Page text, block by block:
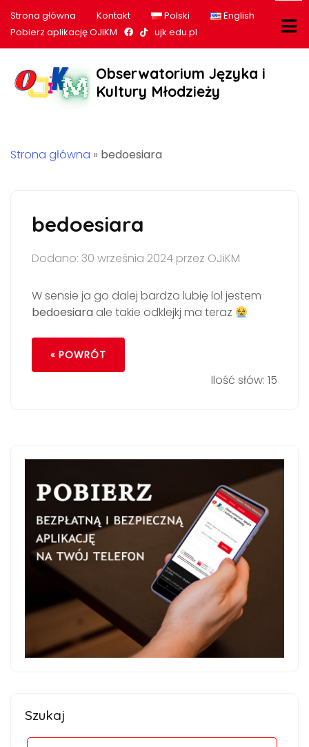
Strona główna Kontakt Polski
English
Pobierz aplikację OJiKM
Nasz profil na Facebook
Nasz profil na tiktok
ujk.edu.pl
Obserwatorium Języka i
Kultury Młodzieży
Strona główna » bedoesiara
bedoesiara
Dodano: 30 września 2024 przez OJiKM
W sensie ja go dalej bardzo lubię lol jestem
bedoesiara ale takie odklejkj ma teraz
« POWRÓT
Ilość słów: 15
Szukaj